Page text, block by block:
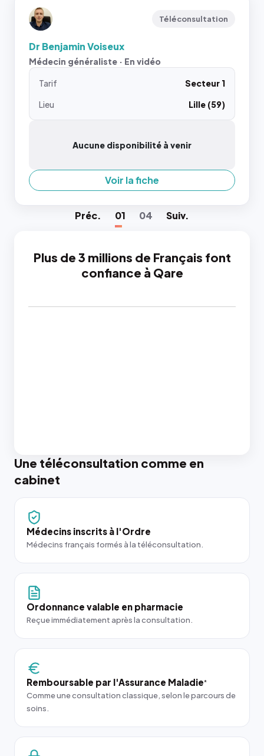
Téléconsultation
Dr Benjamin Voiseux
Médecin généraliste · En vidéo
Tarif
Secteur 1
Lieu
Lille (59)
Aucune disponibilité à venir
Voir la fiche
Préc. 01 04 Suiv.
Plus de 3 millions de Français font
confiance à Qare
Une téléconsultation comme en
cabinet
Médecins inscrits à l'Ordre
Médecins français formés à la téléconsultation.
Ordonnance valable en pharmacie
Reçue immédiatement après la consultation.
Remboursable par l'Assurance Maladie*
Comme une consultation classique, selon le parcours de
soins.